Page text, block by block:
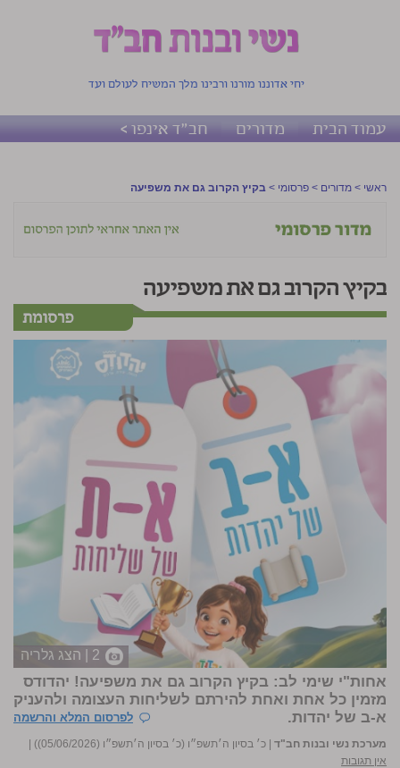
יחי אדוננו מורנו ורבינו מלך המשיח לעולם ועד
עמוד הבית מדורים חב"ד אינפו >
ראשי > מדורים > פרסומי > בקיץ הקרוב גם את משפיעה
בקיץ הקרוב גם את משפיעה
2 | הצג גלריה
אחות"י שימי לב: בקיץ הקרוב גם את משפיעה! יהדודס
מזמין כל אחת ואחת להירתם לשליחות העצומה ולהעניק
א-ב של יהדות.
לפרסום המלא והרשמה
מערכת נשי ובנות חב"ד | כ׳ בסיון ה׳תשפ״ו (כ׳ בסיון ה׳תשפ״ו (05/06/2026))
|
אין תגובות